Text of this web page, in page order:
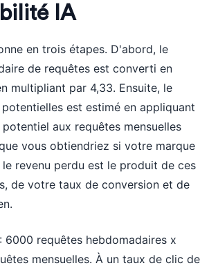
IA
en trois étapes. D'abord, le
de requêtes est converti en
multipliant par 4,33. Ensuite, le
est estimé en appliquant
aux requêtes mensuelles
vous obtiendriez si votre marque
revenu perdu est le produit de ces
de votre taux de conversion et de
6000 requêtes hebdomadaires x
mensuelles. À un taux de clic de